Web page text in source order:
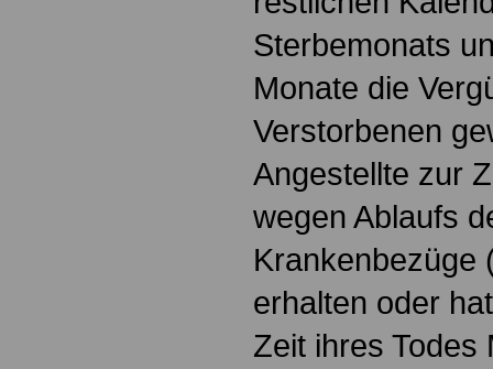
Sterbemonats
Monate die
Verstorbenen
Angestellte zur
wegen Ablaufs
Krankenbezüge
erhalten oder
Zeit ihres Todes